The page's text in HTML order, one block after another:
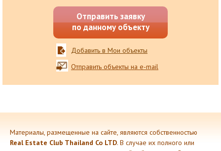
Отправить заявку
по данному объекту
Добавить в Мои объекты
Отправить объекты на e-mail
Материалы, размещенные на сайте, являются собственностью
Real Estate Club Thailand Co LTD. В случае их полного или